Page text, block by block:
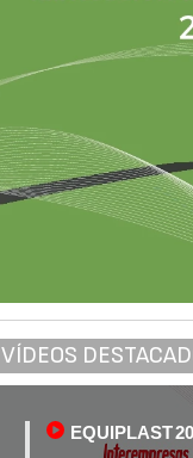
VÍDEOS
EQUIPLAST